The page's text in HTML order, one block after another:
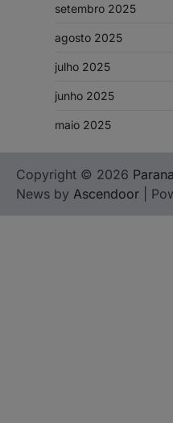
setembro 2025
agosto 2025
julho 2025
junho 2025
maio 2025
Copyright © 2026
News by Ascendoor |